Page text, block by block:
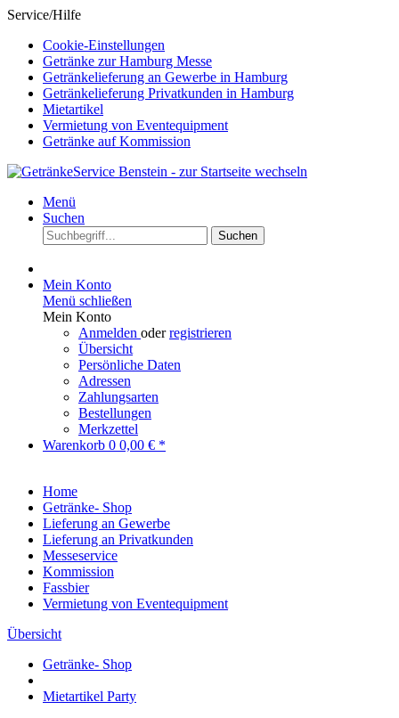
Service/Hilfe
Cookie-Einstellungen
Getränke zur Hamburg Messe
Getränkelieferung an Gewerbe in Hamburg
Getränkelieferung Privatkunden in Hamburg
Mietartikel
Vermietung von Eventequipment
Getränke auf Kommission
Menü
Suchen
Suchen
Mein Konto
Menü schließen
Mein Konto
Anmelden oderregistrieren
Übersicht
Persönliche Daten
Adressen
Zahlungsarten
Bestellungen
Merkzettel
Warenkorb 0 0,00 € *
Home
Getränke- Shop
Lieferung an Gewerbe
Lieferung an Privatkunden
Messeservice
Kommission
Fassbier
Vermietung von Eventequipment
Übersicht
Getränke- Shop
Mietartikel Party